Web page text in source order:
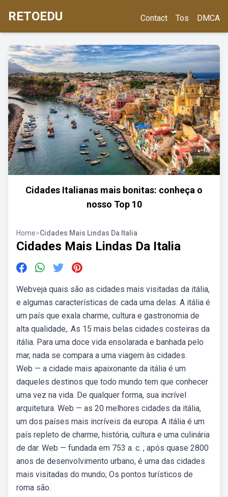
RETOEDU Contact Tos DMCA
Cidades Italianas mais bonitas: conheça o
nosso Top 10
Home>Cidades Mais Lindas Da Italia
Cidades Mais Lindas Da Italia
Webveja quais são as cidades mais visitadas da itália,
e algumas características de cada uma delas. A itália é
um país que exala charme, cultura e gastronomia de
alta qualidade,. As 15 mais belas cidades costeiras da
itália. Para uma doce vida ensolarada e banhada pelo
mar, nada se compara a uma viagem às cidades.
Web — a cidade mais apaixonante da itália é um
daqueles destinos que todo mundo tem que conhecer
uma vez na vida. De qualquer forma, sua incrível
arquitetura. Web — as 20 melhores cidades da itália,
um dos países mais incríveis da europa. A itália é um
país repleto de charme, história, cultura e uma culinária
de dar. Web — fundada em 753 a. c. , após quase 2800
anos de desenvolvimento urbano, é uma das cidades
mais visitadas do mundo; Os pontos turísticos de
roma são.